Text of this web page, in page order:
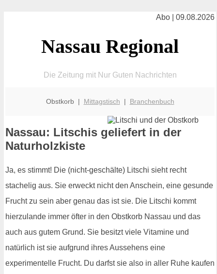
Abo | 09.08.2026
Nassau Regional
Die Zeitung mit Nur Guten Nachrichten
Obstkorb | Mittagstisch | Branchenbuch
Nassau: Litschis geliefert in der
Naturholzkiste
Ja, es stimmt! Die (nicht-geschälte) Litschi sieht recht
stachelig aus. Sie erweckt nicht den Anschein, eine gesunde
Frucht zu sein aber genau das ist sie. Die Litschi kommt
hierzulande immer öfter in den Obstkorb Nassau und das
auch aus gutem Grund. Sie besitzt viele Vitamine und
natürlich ist sie aufgrund ihres Aussehens eine
experimentelle Frucht. Du darfst sie also in aller Ruhe kaufen